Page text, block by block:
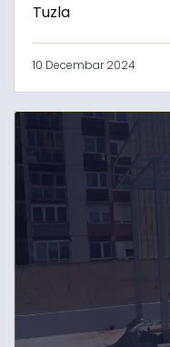
Tuzla
10 Decembar 2024